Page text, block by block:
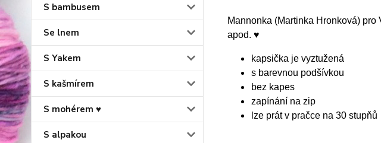
S bambusem
Se lnem
S Yakem
S kašmírem
S mohérem ♥
S alpakou
Mannonka (Martinka Hronková)
apod. ♥
kapsička je vyztužená
s barevnou podšívkou
bez kapes
zapínání na zip
lze prát v pračce na 30 stupňů